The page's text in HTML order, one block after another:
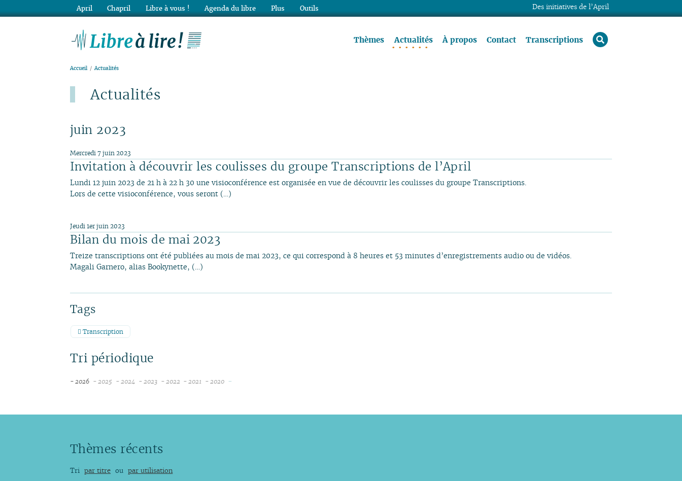
Thèmes Actualités À propos Contact Transcriptions rechercher
Accueil Actualités
Actualités
juin 2023
Invitation à découvrir les coulisses du groupe Transcriptions de l’April
Mercredi 7 juin 2023
Lundi 12 juin 2023 de 21 h à 22 h 30 une visioconférence est organisée en vue de découvrir les coulisses du groupe Transcriptions.
Lors de cette visioconférence, vous seront (…)
Bilan du mois de mai 2023
Jeudi 1er juin 2023
Treize transcriptions ont été publiées au mois de mai 2023, ce qui correspond à 8 heures et 53 minutes d’enregistrements audio ou de vidéos.
Magali Garnero, alias Bookynette, (…)
Tags
Transcription
Tri périodique
- 2026
juin
mars
janvier
- 2025
octobre
juillet
mai
- 2024
octobre
juillet
mai
- 2023
octobre
juillet
avril
- 2022
octobre
- 2021
septembre
- 2020 -
Thèmes récents
Tri par titre ou par utilisation
Des initiatives de l’April
April Chapril Libre à vous ! Agenda du libre Plus Outils